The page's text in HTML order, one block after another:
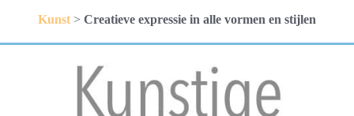
Kunst > Creatieve expressie in alle vormen en stijlen